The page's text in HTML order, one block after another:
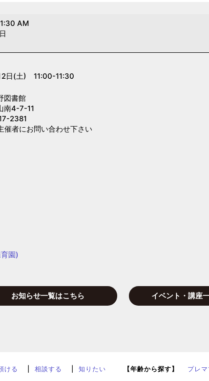
AM
(土) 11:00-11:30
図書館
4-7-11
2381
者にお問い合わせ下さい
園)
お知らせ一覧はこちら イベント・講座
ける 相談する 知りたい 【年齢から探す】 プレ